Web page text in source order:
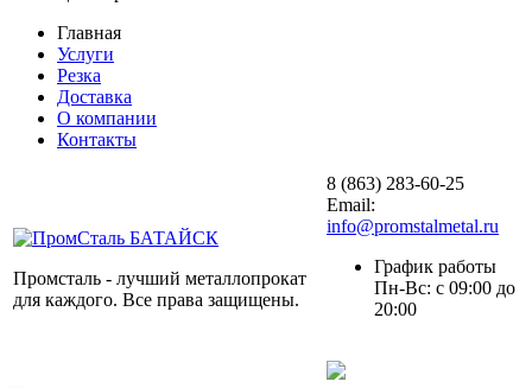
Главная
Услуги
Резка
Доставка
О компании
Контакты
Промсталь - лучший металлопрокат
для каждого. Все права защищены.
8 (863) 283-60-25
Email:
info@promstalmetal.ru
График работы
Пн-Вс: с 09:00 до
20:00